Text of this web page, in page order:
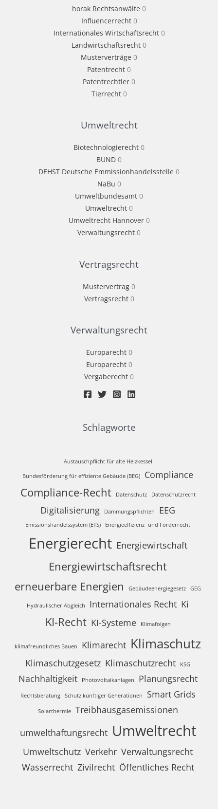
horak Rechtsanwälte 0
Influencerrecht0
Internationales Wirtschaftsrecht0
Landwirtschaftsrecht 0
Musterverträge 0
Patentrecht 0
Patentrechtler 0
Tierrecht0
Umweltrecht
Biotechnologierecht 0
BUND 0
DEHST Deutsche Emmissionhandelsstelle 0
NaBu 0
Umweltbundesamt 0
Umweltrecht 0
Umweltrecht Hannover0
Verwaltungsrecht 0
Vertragsrecht
Mustervertrag 0
Vertragsrecht0
Verwaltungsrecht
Europarecht0
Europarecht0
Vergaberecht 0
Schlagworte
Austauschpflicht für alte Heizkessel
Bundesförderung für effiziente Gebäude (BEG) Compliance
Compliance-Recht Datenschutz Datenschutzrecht
Digitalisierung Dämmungspflichten EEG
Emissionshandelssystem (ETS) Energieeffizienz- und Förderrecht
Energierecht Energiewirtschaft
Energiewirtschaftsrecht
erneuerbare Energien
Gebäudeenergiegesetz GEG
Hydraulischer Abgleich Internationales Recht Ki
KI-Recht KI-Systeme Klimafolgen
klimafreundliches Bauen Klimarecht Klimaschutz
Klimaschutzgesetz Klimaschutzrecht KSG
Nachhaltigkeit Photovoltaikanlagen Planungsrecht
Rechtsberatung Schutz künftiger Generationen Smart Grids
Solarthermie
Treibhausgasemissionen
umwelthaftungsrecht Umweltrecht
Umweltschutz Verkehr Verwaltungsrecht
Wasserrecht Zivilrecht Öffentliches Recht